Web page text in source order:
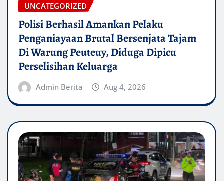
UNCATEGORIZED
Polisi Berhasil Amankan Pelaku
Penganiayaan Brutal Bersenjata Tajam
Di Warung Peuteuy, Diduga Dipicu
Perselisihan Keluarga
Admin Berita Aug 4, 2026